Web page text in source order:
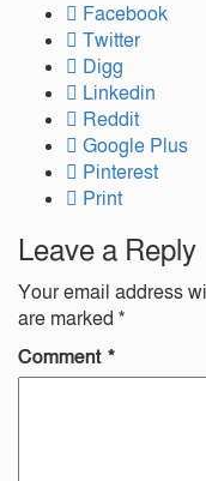
Facebook
Twitter
Digg
Linkedin
Reddit
Google Plus
Pinterest
Print
Leave a Reply
Your email address
are marked *
Comment *